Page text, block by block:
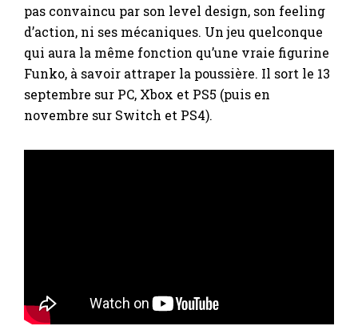
pas convaincu par son level design, son feeling
d’action, ni ses mécaniques. Un jeu quelconque
qui aura la même fonction qu’une vraie figurine
Funko, à savoir attraper la poussière. Il sort le 13
septembre sur PC, Xbox et PS5 (puis en
novembre sur Switch et PS4).